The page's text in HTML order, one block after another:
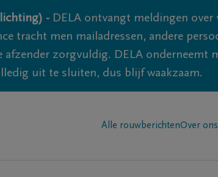
- DELA ontvangt meldingen over
tracht men mailadressen, andere
zorgvuldig. DELA onderneemt
uit te sluiten, dus blijf waakzaam.
Alle rouwberichtenOver ons